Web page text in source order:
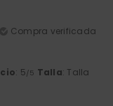
Compra verificada
: 5/5 Talla: Talla